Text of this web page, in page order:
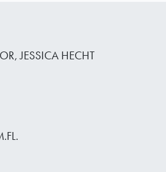
JESSICA HECHT